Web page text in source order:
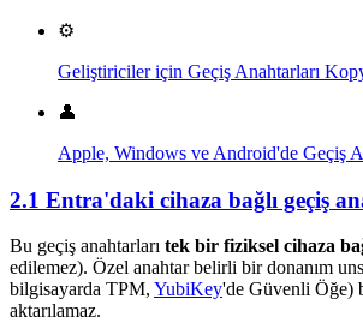
⚙️
Geliştiriciler için Geçiş Anahtarları
👤
Apple, Windows ve Android'de Geçiş
2.1 Entra'daki cihaza bağlı geçiş
Bu geçiş anahtarları tek bir fiziksel cihaza
edilemez). Özel anahtar belirli bir donanım
bilgisayarda TPM, YubiKey'de Güvenli Öğe)
aktarılamaz.